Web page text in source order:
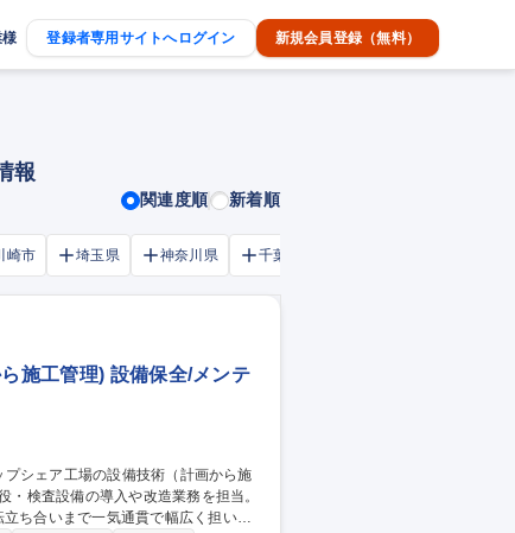
登録者専用サイトへログイン 新規会員登録（無料）
報
関連度順 新着順
崎市 埼玉県 神奈川県 千葉市
施工管理) 設備保全/メンテ
ち合いまで一気通貫で幅広く担いま